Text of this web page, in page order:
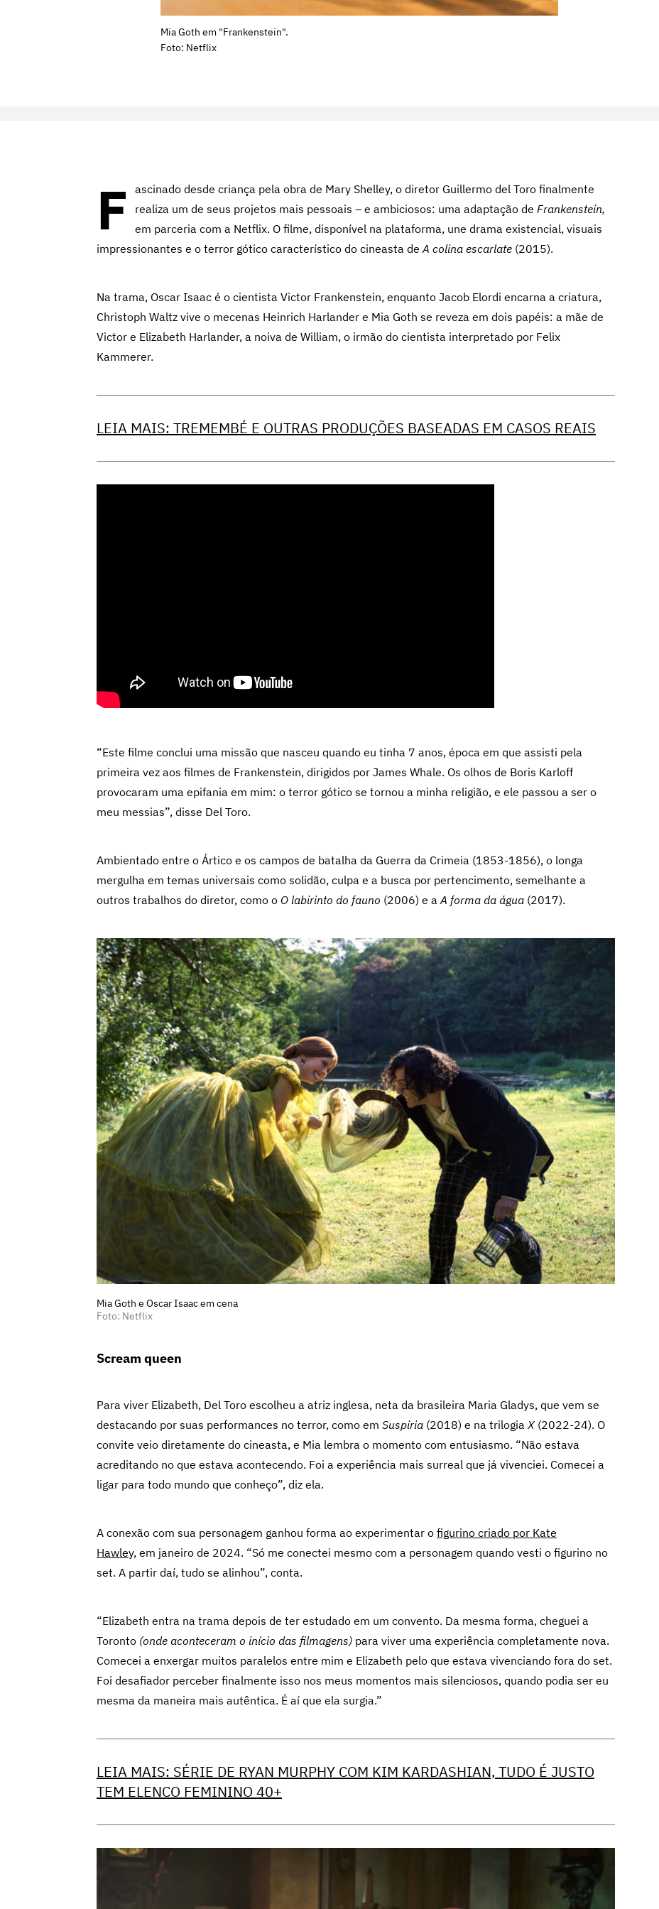
Mia Goth em "Frankenstein".
Foto: Netflix
F
ascinado desde criança pela obra de Mary Shelley, o diretor Guillermo del Toro finalmente
realiza um de seus projetos mais pessoais – e ambiciosos: uma adaptação de Frankenstein,
em parceria com a Netflix. O filme, disponível na plataforma, une drama existencial, visuais
impressionantes e o terror gótico característico do cineasta deA colina escarlate (2015).
Na trama, Oscar Isaac é o cientista Victor Frankenstein, enquanto Jacob Elordi encarna a criatura,
Christoph Waltz vive o mecenas Heinrich Harlander e Mia Goth se reveza em dois papéis: a mãe de
Victor e Elizabeth Harlander, a noiva de William, o irmão do cientista interpretado por Felix
Kammerer.
LEIA MAIS: TREMEMBÉ E OUTRAS PRODUÇÕES BASEADAS EM CASOS REAIS
“Este filme conclui uma missão que nasceu quando eu tinha 7 anos, época em que assisti pela
primeira vez aos filmes de Frankenstein, dirigidos por James Whale. Os olhos de Boris Karloff
provocaram uma epifania em mim: o terror gótico se tornou a minha religião, e ele passou a ser o
meu messias”, disse Del Toro.
Ambientado entre o Ártico e os campos de batalha da Guerra da Crimeia (1853-1856), o longa
mergulha em temas universais como solidão, culpa e a busca por pertencimento, semelhante a
outros trabalhos do diretor, como o O labirinto do fauno (2006) e aA forma da água (2017).
Mia Goth e Oscar Isaac em cena
Foto: Netflix
Scream queen
Para viver Elizabeth, Del Toro escolheu a atriz inglesa, neta da brasileira Maria Gladys, que vem se
destacando por suas performances no terror, como em Suspiria (2018) e na trilogia X(2022-24). O
convite veio diretamente do cineasta, e Mia lembra o momento com entusiasmo. “Não estava
acreditando no que estava acontecendo. Foi a experiência mais surreal que já vivenciei. Comecei a
ligar para todo mundo que conheço”, diz ela.
A conexão com sua personagem ganhou forma ao experimentar o figurino criado por Kate
Hawley, em janeiro de 2024. “Só me conectei mesmo com a personagem quando vesti o figurino no
set. A partir daí, tudo se alinhou”, conta.
“Elizabeth entra na trama depois de ter estudado em um convento. Da mesma forma, cheguei a
Toronto (onde aconteceram o início das filmagens) para viver uma experiência completamente nova.
Comecei a enxergar muitos paralelos entre mim e Elizabeth pelo que estava vivenciando fora do set.
Foi desafiador perceber finalmente isso nos meus momentos mais silenciosos, quando podia ser eu
mesma da maneira mais autêntica. É aí que ela surgia.”
LEIA MAIS: SÉRIE DE RYAN MURPHY COM KIM KARDASHIAN, TUDO É JUSTO
TEM ELENCO FEMININO 40+